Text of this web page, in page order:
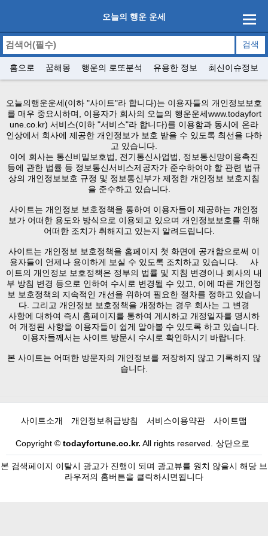
오늘의 행운 운세
홈으로 꿈해몽 행운의 로또분석 유용한 정보 최신이슈정보
오늘의행운운세(이하 "사이트"라 합니다)는 이용자들의 개인정보보호
를 매우 중요시하며, 이용자가 회사의 오늘의 행운운세www.todayfort
une.co.kr) 서비스(이하 "서비스"라 합니다)를 이용함과 동시에 온라
인상에서 회사에 제공한 개인정보가 보호 받을 수 있도록 최선을 다하
고 있습니다.
이에 회사는 통신비밀보호법, 전기통신사업법, 정보통신망이용촉진
등에 관한 법률 등 정보통신서비스제공자가 준수하여야 할 관련 법규
상의 개인정보보호 규정 및 정보통신부가 제정한 개인정보 보호지침
을 준수하고 있습니다.
사이트는 개인정보 보호정책을 통하여 이용자들이 제공하는 개인정
보가 어떠한 용도와 방식으로 이용되고 있으며 개인정보보호를 위해
어떠한 조치가 취해지고 있는지 알려드립니다.
사이트는 개인정보 보호정책을 홈페이지 첫 화면에 공개함으로써 이
용자들이 언제나 용이하게 보실 수 있도록 조치하고 있습니다. 사
이트의 개인정보 보호정책은 정부의 법률 및 지침 변경이나 회사의 내
부 방침 변경 등으로 인하여 수시로 변경될 수 있고, 이에 따른 개인정
보 보호정책의 지속적인 개선을 위하여 필요한 절차를 정하고 있습니
다. 그리고 개인정보 보호정책을 개정하는 경우 회사는 그 변경
사항에 대하여 즉시 홈페이지를 통하여 게시하고 개정일자를 명시하
여 개정된 사항을 이용자들이 쉽게 알아볼 수 있도록 하고 있습니다.
이용자들께서는 사이트 방문시 수시로 확인하시기 바랍니다.
본 사이트는 어떠한 방문자의 개인정보를 저장하지 않고 기록하지 않
습니다.
사이트소개 개인정보취급방침 서비스이용약관 사이트맵
Copyright © todayfortune.co.kr. All rights reserved. 상단으로
본 검색페이지 이탈시 광고가 진행이 되며 광고뷰를 원치 않을시 해당 브
라우저의 홈버튼을 클릭하시면됩니다